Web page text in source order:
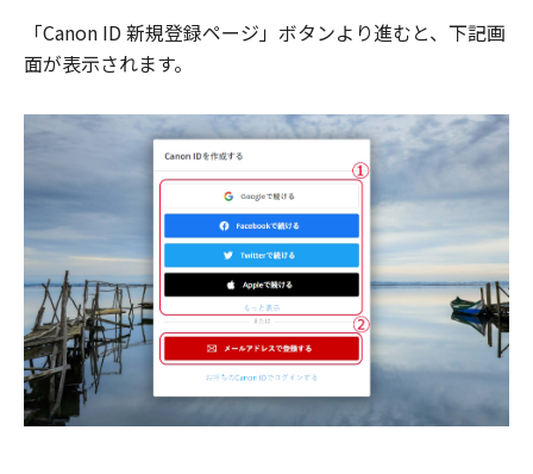
「Canon ID 新規登録ページ」ボタンより進むと、下記画
面が表示されます。